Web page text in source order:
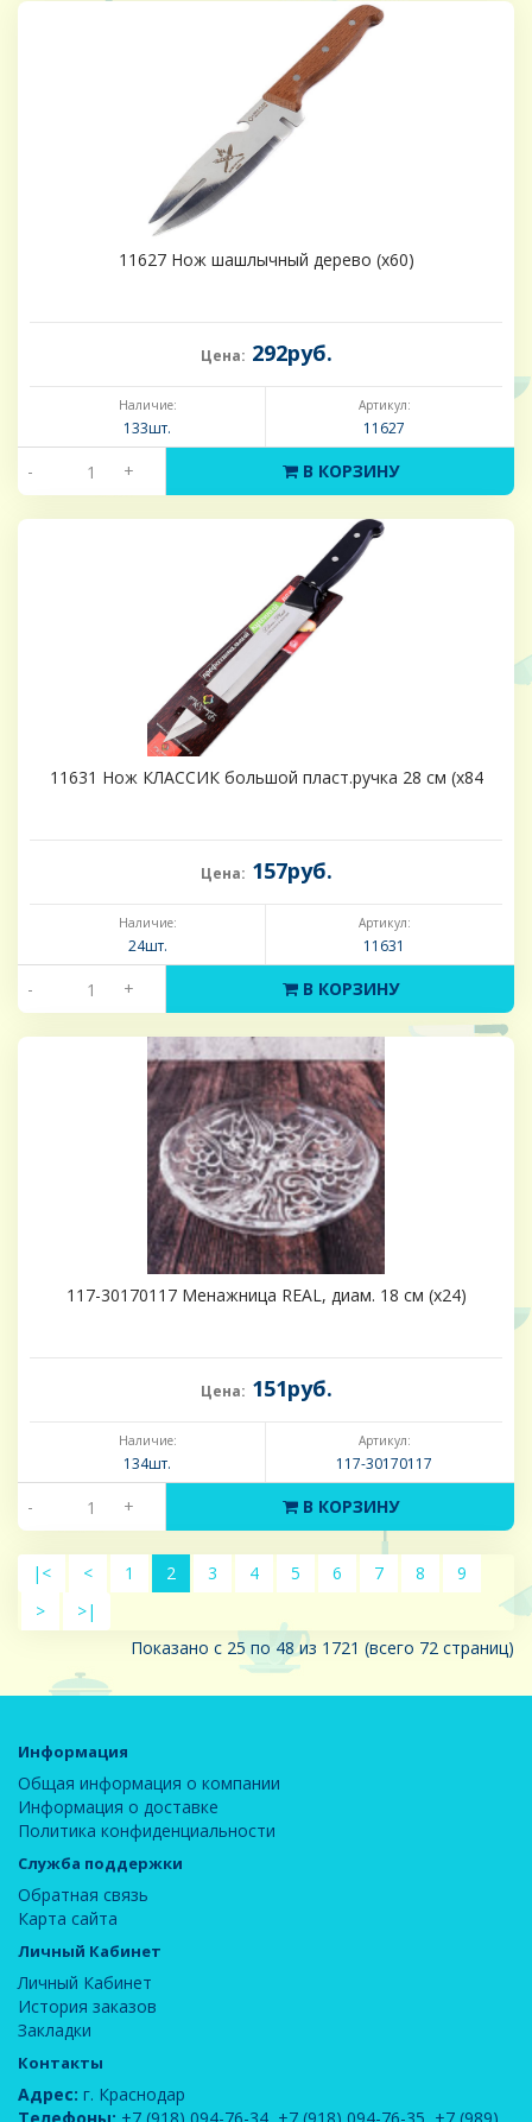
11627 Нож шашлычный дерево (х60)
Цена: 292руб.
Наличие:
133шт.
Артикул:
11627
- + В КОРЗИНУ
11631 Нож КЛАССИК большой пласт.ручка 28 см (х84
Цена: 157руб.
Наличие:
24шт.
Артикул:
11631
- + В КОРЗИНУ
117-30170117 Менажница REAL, диам. 18 см (х24)
Цена: 151руб.
Наличие:
134шт.
Артикул:
117-30170117
- + В КОРЗИНУ
|< < 1 2 3 4 5 6 7 8
9
>
>|
Показано с 25 по 48 из 1721 (всего 72 страниц)
Информация
Общая информация о компании
Информация о доставке
Политика конфиденциальности
Служба поддержки
Обратная связь
Карта сайта
Личный Кабинет
Личный Кабинет
История заказов
Закладки
Контакты
Адрес: г. Краснодар